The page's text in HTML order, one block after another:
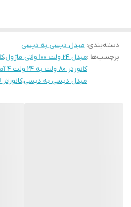
دسته‌بندی: مبدل دیسی به دیسی
برچسب‌ها :مبدل ۲۴ ولت ۱۰۰ واتی ماژول ،
کانورتر ۸۰ ولت به ۲۴ ولت ۴ آمپر
مبدل دیسی به دیسی،